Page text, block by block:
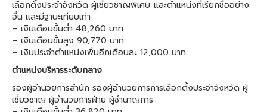
เลือกตั้งประจำจังหวัด ผู้เชี่ยวชาญพิเศษ และตำแหน่งที่เรียกชื่ออย่าง
อื่น และมีฐานะเทียบเท่า
– เงินเดือนขั้นต่ำ 48,260 บาท
– เงินเดือนขั้นสูง 90,770 บาท
– เงินประจำตำแหน่งเพิ่มอีกเดือนละ 12,000 บาท
ตำแหน่งบริหารระดับกลาง
รองผู้อำนวยการสำนัก รองผู้อำนวยการการเลือกตั้งประจำจังหวัด ผู้
เชี่ยวชาญ ผู้อำนวยการฝ่าย ผู้ชำนาญการ